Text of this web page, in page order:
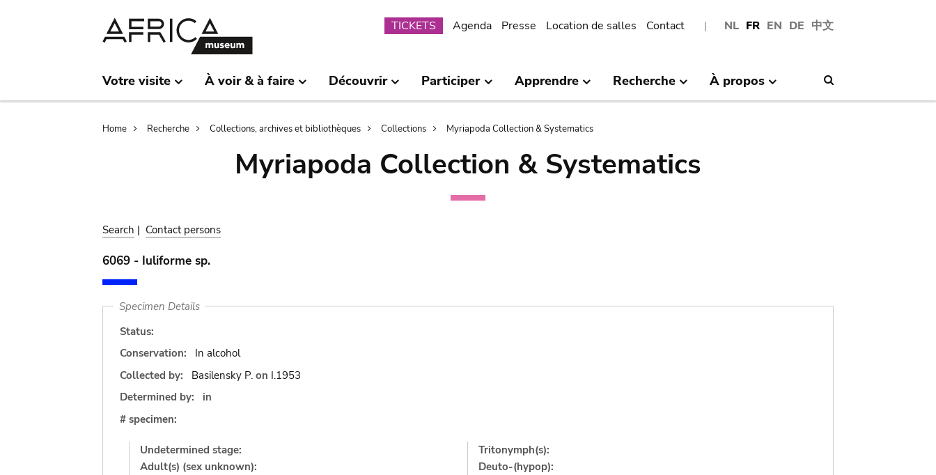
NL FR EN DE 中文
Submenu
TICKETS Agenda Presse Location de salles Contact
Votre visite À voir & à faire Découvrir Participer Apprendre Recherche À propos
Breadcrumb
Home Recherche Collections, archives et bibliothèques Collections Myriapoda Collection & Systematics
Myriapoda Collection & Systematics
Search | Contact persons
6069 - Iuliforme sp.
Specimen Details
Status:
Conservation:
In alcohol
Collected by:
Basilensky P. on I.1953
Determined by:
in
# specimen:
Undetermined stage:
Adult(s) (sex unknown):
Tritonymph(s):
Deuto-(hypop):